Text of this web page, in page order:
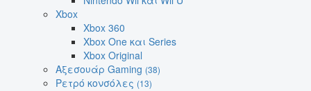
Xbox
Xbox 360
Xbox One και Series
Xbox Original
Αξεσουάρ Gaming (38)
Ρετρό κονσόλες (13)